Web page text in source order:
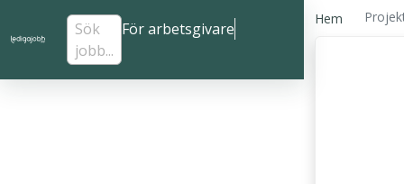
Sök
jobb...
För arbetsgivare
Hem